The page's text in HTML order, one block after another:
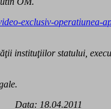
exclusiv-
instituţiilor statului,